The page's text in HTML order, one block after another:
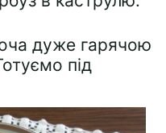
дуже гарячою
під